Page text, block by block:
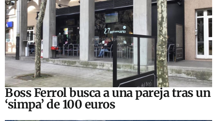
Boss Ferrol busca a una pareja tras un
‘simpa’ de 100 euros